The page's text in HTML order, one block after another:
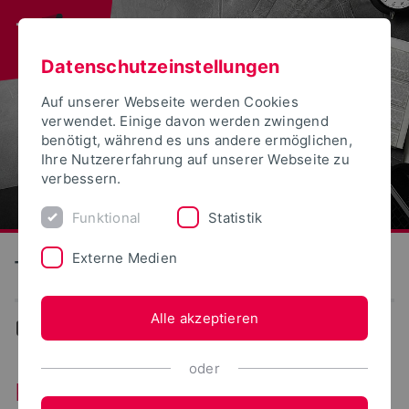
Technische Hochschule Ostwestfalen-Lippe
Kommunikation und Marketing
Datenschutzeinstellungen
Auf unserer Webseite werden Cookies
verwendet. Einige davon werden zwingend
benötigt, während es uns andere ermöglichen,
Ihre Nutzererfahrung auf unserer Webseite zu
verbessern.
Funktional Statistik
Externe Medien
Alle akzeptieren
oder